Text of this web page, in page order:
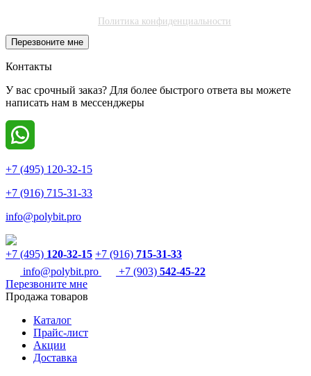
Политика конфиденциальности
Перезвоните мне
Контакты
У вас срочный заказ? Для более быстрого ответа вы можете
написать нам в мессенджеры
+7 (495) 120-32-15
+7 (916) 715-31-33
info@polybit.pro
+7 (495) 120-32-15 +7 (916) 715-31-33
info@polybit.pro
+7 (903) 542-45-22
Перезвоните мне
Продажа товаров
Каталог
Прайс-лист
Акции
Доставка